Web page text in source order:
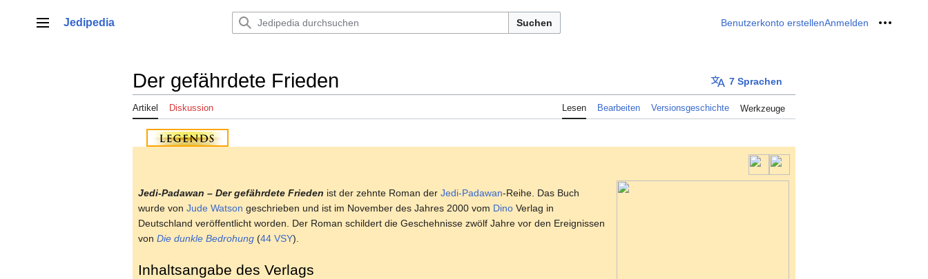
springenHauptmenü
Jedipedia Suchen Benutzerkonto erstellenAnmelden Meine
Der gefährdete Frieden 7 Sprachen
Artikel Diskussion Lesen Bearbeiten Versionsgeschichte Werkzeuge
Jedi-Padawan – Der gefährdete Frieden ist der zehnte Roman der Jedi-Padawan-Reihe. Das Buch
wurde von Jude Watson geschrieben und ist im November des Jahres 2000 vom Dino Verlag in
Deutschland veröffentlicht worden. Der Roman schildert die Geschehnisse zwölf Jahre vor den Ereignissen
von Die dunkle Bedrohung (44 VSY).
Inhaltsangabe des Verlags